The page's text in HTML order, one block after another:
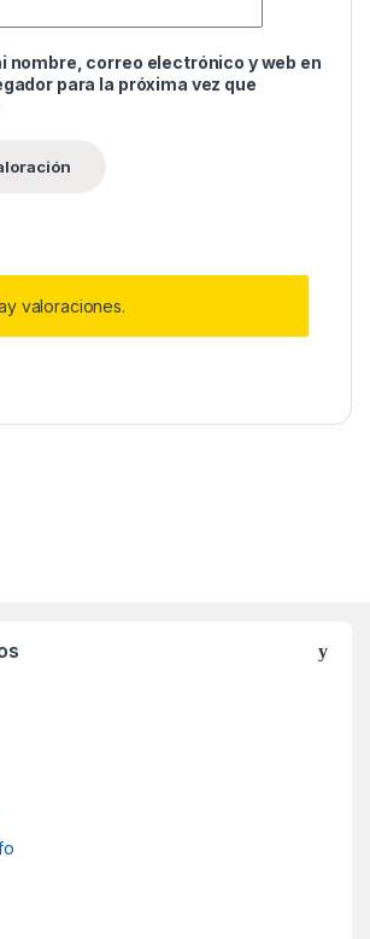
nombre, correo electrónico y web en
para la próxima vez que
valoraciones.